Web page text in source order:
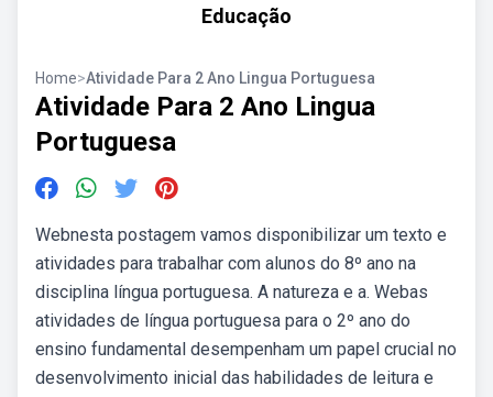
Educação
Home>Atividade Para 2 Ano Lingua Portuguesa
Atividade Para 2 Ano Lingua
Portuguesa
Webnesta postagem vamos disponibilizar um texto e
atividades para trabalhar com alunos do 8º ano na
disciplina língua portuguesa. A natureza e a. Webas
atividades de língua portuguesa para o 2º ano do
ensino fundamental desempenham um papel crucial no
desenvolvimento inicial das habilidades de leitura e